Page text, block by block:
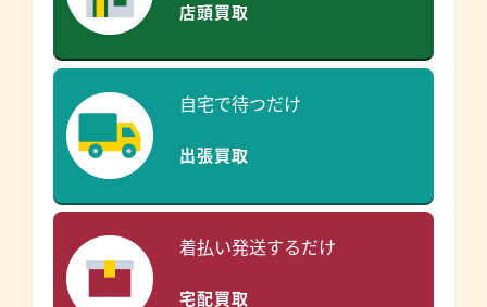
店頭買取
自宅で待つだけ
出張買取
着払い発送するだけ
宅配買取